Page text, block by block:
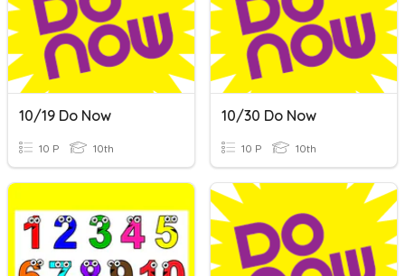
10/19 Do Now
10 P 10th
10/30 Do Now
10 P 10th